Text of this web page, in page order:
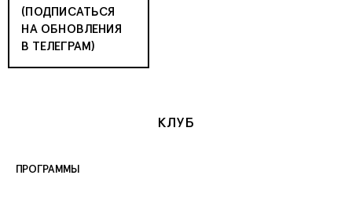
(ПОДПИСАТЬСЯ
НА ОБНОВЛЕНИЯ
В ТЕЛЕГРАМ)
КЛУБ
ПРОГРАММЫ